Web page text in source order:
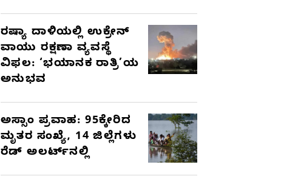
ರಷ್ಯಾ ದಾಳಿಯಲ್ಲಿ ಉಕ್ರೇನ್
ವಾಯು ರಕ್ಷಣಾ ವ್ಯವಸ್ಥೆ
ವಿಫಲ: ‘ಭಯಾನಕ ರಾತ್ರಿ’ಯ
ಅನುಭವ
ಅಸ್ಸಾಂ ಪ್ರವಾಹ: 95ಕ್ಕೇರಿದ
ಮೃತರ ಸಂಖ್ಯೆ, 14 ಜಿಲ್ಲೆಗಳು
ರೆಡ್ ಅಲರ್ಟ್‌ನಲ್ಲಿ